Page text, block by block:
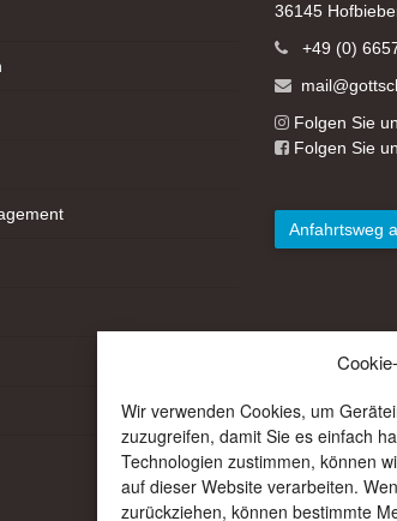
Wir verwenden Cookies, um
zuzugreifen, damit Sie es einfach
Technologien zustimmen, können
auf dieser Website verarbeiten.
zurückziehen, können bestimmte
36145
+49 (0)
Folgen Sie
Folgen Sie
Anfahrtsweg